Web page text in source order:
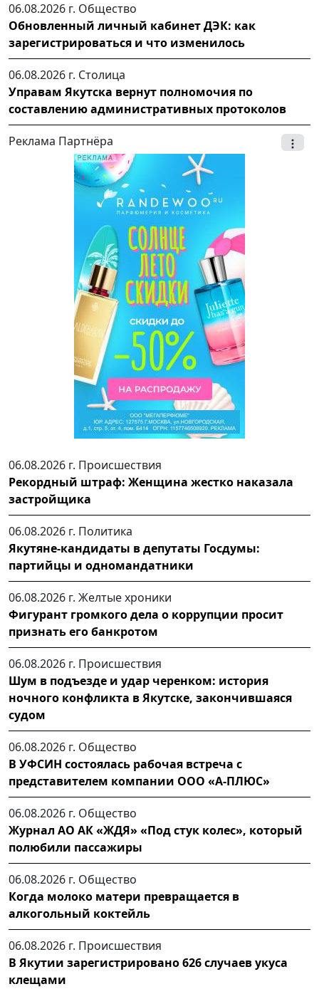
06.08.2026 г. Общество
Обновленный личный кабинет ДЭК: как
зарегистрироваться и что изменилось
06.08.2026 г. Столица
Управам Якутска вернут полномочия по
составлению административных протоколов
Реклама Партнёра
06.08.2026 г. Происшествия
Рекордный штраф: Женщина жестко наказала
застройщика
06.08.2026 г. Политика
Якутяне-кандидаты в депутаты Госдумы:
партийцы и одномандатники
06.08.2026 г. Желтые хроники
Фигурант громкого дела о коррупции просит
признать его банкротом
06.08.2026 г. Происшествия
Шум в подъезде и удар черенком: история
ночного конфликта в Якутске, закончившаяся
судом
06.08.2026 г. Общество
В УФСИН состоялась рабочая встреча с
представителем компании ООО «А-ПЛЮС»
06.08.2026 г. Общество
Журнал АО АК «ЖДЯ» «Под стук колес», который
полюбили пассажиры
06.08.2026 г. Общество
Когда молоко матери превращается в
алкогольный коктейль
06.08.2026 г. Происшествия
В Якутии зарегистрировано 626 случаев укуса
клещами